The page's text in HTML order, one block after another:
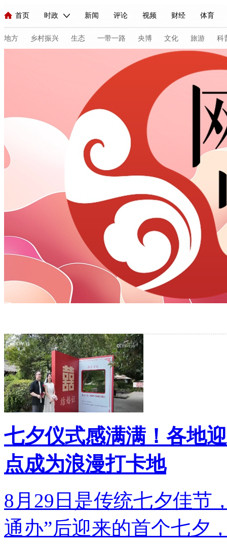
首页 时政 新闻 评论 视频 财经 体育
人民领袖习近平 联播+ 中国领导人 央视快评 习式妙语
直播 栏目大全 节目单 听音 微视频 主持人
海外频道 iPanda English Монгол
地方 乡村振兴 生态 一带一路 央博 文化 旅游 科
共产党员网 纪录片网
国际 评论 经济
人民领袖习近平 热解读 习式妙语
直播中国 熊猫频道
快看 蓝海中国 新兵请入列
体育 竞猜 2026年世界杯 2026年冬奥会
CCTV奥林匹克频道 生活体育大会 体育江湖
财经 乡村振兴 生态环境 一带一路 央博
大国智造 大国展会 大国保险 云顶对话 云起
七夕仪式感满满！各地
点成为浪漫打卡地
8月29日是传统七夕佳节
通办”后迎来的首个七夕